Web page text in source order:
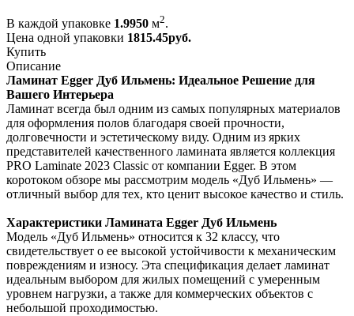
В каждой упаковке 1.9950 м2.
Цена одной упаковки 1815.45руб.
Купить
Описание
Ламинат Egger Дуб Ильмень: Идеальное Решение для
Вашего Интерьера
Ламинат всегда был одним из самых популярных материалов
для оформления полов благодаря своей прочности,
долговечности и эстетическому виду. Одним из ярких
представителей качественного ламината является коллекция
PRO Laminate 2023 Classic от компании Egger. В этом
коротоком обзоре мы рассмотрим модель «Дуб Ильмень» —
отличный выбор для тех, кто ценит высокое качество и стиль.
Характеристики Ламината Egger Дуб Ильмень
Модель «Дуб Ильмень» относится к 32 классу, что
свидетельствует о ее высокой устойчивости к механическим
повреждениям и износу. Эта спецификация делает ламинат
идеальным выбором для жилых помещений с умеренным
уровнем нагрузки, а также для коммерческих объектов с
небольшой проходимостью.